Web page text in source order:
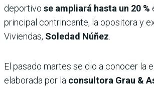
deportivo se ampliará hasta un 20 %
principal contrincante, la opositora y
Viviendas, Soledad Núñez
El pasado martes se dio a conocer la
elaborada por la consultora Grau &